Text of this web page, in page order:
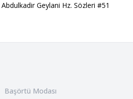
Geylani Hz. Sözleri #51
Başörtü Modası